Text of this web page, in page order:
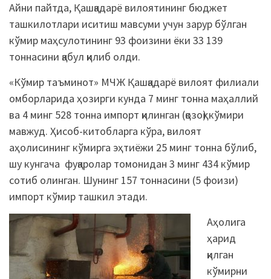
Айни пайтда, Қашқадарё вилоятининг бюджет
ташкилотлари иситиш мавсуми учун зарур бўлган
кўмир маҳсулотининг 93 фоизини ёки 33 139
тоннасини қабул қилиб олди.
«Кўмир таъминот» МЧЖ Қашқадарё вилоят филиали
омборларида ҳозирги кунда 7 минг тонна маҳаллий
ва 4 минг 528 тонна импорт қилинган (қозоқ) кўмири
мавжуд. Ҳисоб-китобларга кўра, вилоят
аҳолисининг кўмирга эҳтиёжи 25 минг тонна бўлиб,
шу кунгача фуқаролар томонидан 3 минг 434 кўмир
сотиб олинган. Шунинг 157 тоннасини (5 фоизи)
импорт кўмир ташкил этади.
Аҳолига
ҳарид
қилган
кўмирни